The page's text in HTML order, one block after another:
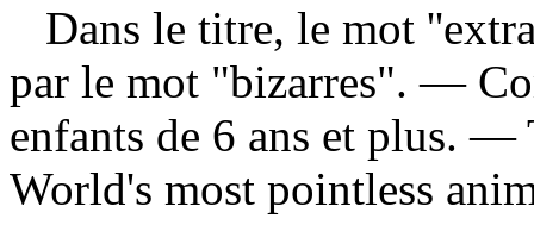
Dans le titre, le mot
par le mot "bizarres". —
enfants de 6 ans et plus. —
World's most pointless